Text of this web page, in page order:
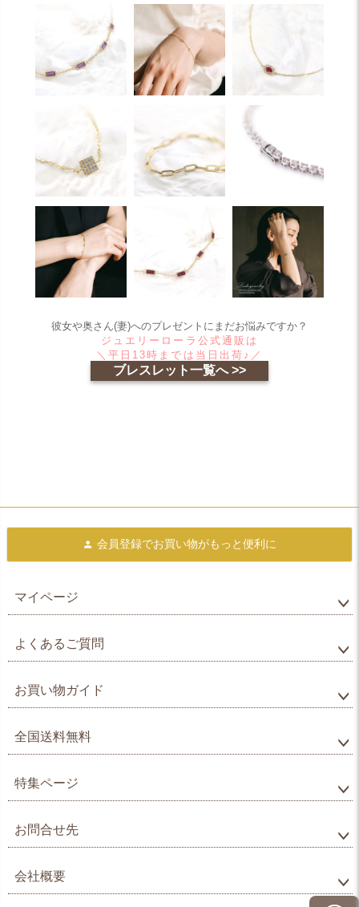
彼女や奥さん(妻)へのプレゼントにまだお悩みですか？
ジュエリーローラ公式通販は
＼平日13時までは当日出荷♪／
ブレスレット一覧へ >>
会員登録でお買い物がもっと便利に
マイページ
よくあるご質問
お買い物ガイド
全国送料無料
特集ページ
お問合せ先
会社概要